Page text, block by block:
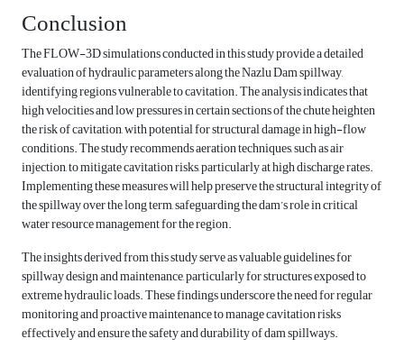
Conclusion
The FLOW-3D simulations conducted in this study provide a detailed
evaluation of hydraulic parameters along the Nazlu Dam spillway,
identifying regions vulnerable to cavitation. The analysis indicates that
high velocities and low pressures in certain sections of the chute heighten
the risk of cavitation, with potential for structural damage in high-flow
conditions. The study recommends aeration techniques, such as air
injection, to mitigate cavitation risks, particularly at high discharge rates.
Implementing these measures will help preserve the structural integrity of
the spillway over the long term, safeguarding the dam’s role in critical
water resource management for the region.
The insights derived from this study serve as valuable guidelines for
spillway design and maintenance, particularly for structures exposed to
extreme hydraulic loads. These findings underscore the need for regular
monitoring and proactive maintenance to manage cavitation risks
effectively and ensure the safety and durability of dam spillways.